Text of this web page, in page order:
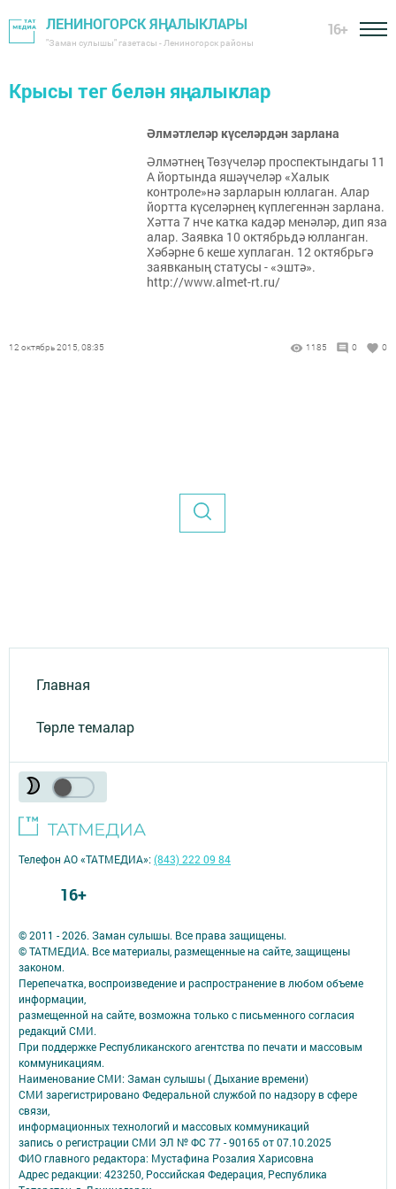
ЛЕНИНОГОРСК ЯҢАЛЫКЛАРЫ
"Заман сулышы" газетасы - Лениногорск районы
16+
Крысы тег белән яңалыклар
Әлмәтлеләр күселәрдән зарлана
Әлмәтнең Төзүчеләр проспектындагы 11
А йортында яшәүчеләр «Халык
контроле»нә зарларын юллаган. Алар
йортта күселәрнең күплегеннән зарлана.
Хәтта 7 нче катка кадәр менәләр, дип яза
алар. Заявка 10 октябрьдә юлланган.
Хәбәрне 6 кеше хуплаган. 12 октябрьгә
заявканың статусы - «эштә».
http://www.almet-rt.ru/
12 октябрь 2015, 08:35 1185 0 0
Главная
Төрле темалар
© 2011 - 2026. Заман сулышы. Все права защищены.
© ТАТМЕДИА. Все материалы, размещенные на сайте, защищены
законом.
Перепечатка, воспроизведение и распространение в любом объеме
информации,
размещенной на сайте, возможна только с письменного согласия
редакций СМИ.
При поддержке Республиканского агентства по печати и массовым
коммуникациям.
Наименование СМИ: Заман сулышы ( Дыхание времени)
СМИ зарегистрировано Федеральной службой по надзору в сфере
связи,
информационных технологий и массовых коммуникаций
запись о регистрации СМИ ЭЛ № ФС 77 - 90165 от 07.10.2025
ФИО главного редактора: Мустафина Розалия Харисовна
Адрес редакции: 423250, Российская Федерация, Республика
Телефон АО «ТАТМЕДИА»:(843) 222 09 84
16+